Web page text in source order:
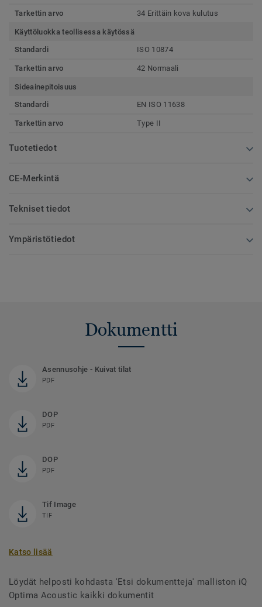
Tarkettin arvo 34 Erittäin kova kulutus
Käyttöluokka teollisessa käytössä
Standardi
ISO 10874
Tarkettin arvo 42 Normaali
Sideainepitoisuus
Standardi
EN ISO 11638
Tarkettin arvo Type II
Tuotetiedot
CE-Merkintä
Tekniset tiedot
Ympäristötiedot
Dokumentti
Asennusohje - Kuivat tilat
PDF
DOP
PDF
DOP
PDF
Tif Image
TIF
Katso lisää
Löydät helposti kohdasta 'Etsi dokumentteja' malliston iQ
Optima Acoustic kaikki dokumentit